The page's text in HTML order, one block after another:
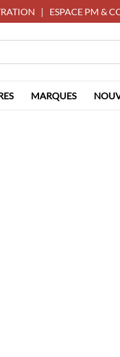
| ESPACE PM &
MARQUES